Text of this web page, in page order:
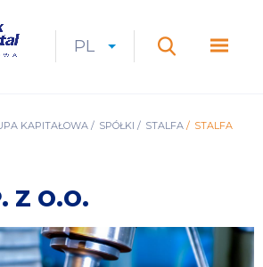
Mostostal
CURRENT
PL
ROZWIŃ
LANGUAGESZUKAJ
KAPITAŁOWA SPÓŁKI STALFA
STALFA
Z O.O.